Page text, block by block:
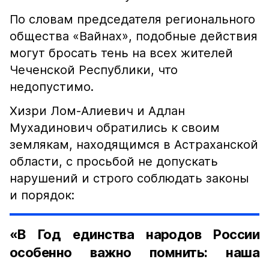
По словам председателя регионального
общества «Вайнах», подобные действия
могут бросать тень на всех жителей
Чеченской Республики, что
недопустимо.
Хизри Лом-Алиевич и Адлан
Мухадинович обратились к своим
землякам, находящимся в Астраханской
области, с просьбой не допускать
нарушений и строго соблюдать законы
и порядок:
«В Год единства народов России
особенно важно помнить: наша